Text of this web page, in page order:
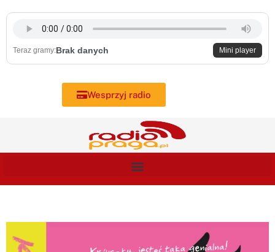
content
Teraz gramy:Brak danych Mini player
Wesprzyj radio